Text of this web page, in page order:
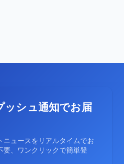
ッシュ通知でお届
ニュースをリアルタイムでお
要、ワンクリックで簡単登